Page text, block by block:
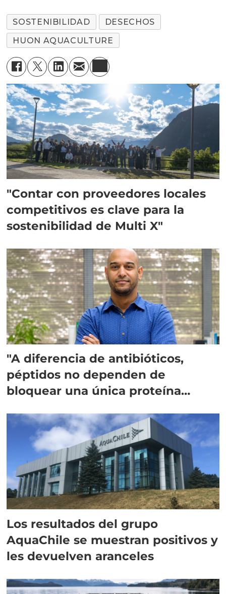
SOSTENIBILIDAD
DESECHOS
HUON AQUACULTURE
"Contar con proveedores locales
competitivos es clave para la
sostenibilidad de Multi X"
"A diferencia de antibióticos,
péptidos no dependen de
bloquear una única proteína
Los resultados del grupo
AquaChile se muestran positivos y
les devuelven aranceles